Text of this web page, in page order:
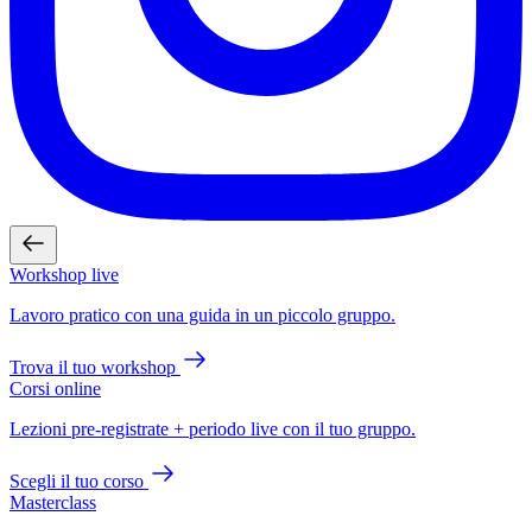
Workshop live
Lavoro pratico con una guida in un piccolo gruppo.
Trova il tuo workshop
Corsi online
Lezioni pre-registrate + periodo live con il tuo gruppo.
Scegli il tuo corso
Masterclass